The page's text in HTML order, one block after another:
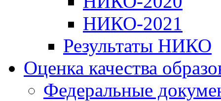
НИКО-2021
Результаты НИКО
Оценка качества
Федеральные